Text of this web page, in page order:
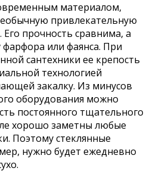
материалом,
привлекательную
прочность сравнима, а
или фаянса. При
сантехники ее крепость
технологией
закалку. Из минусов
оборудования можно
постоянного тщательного
хорошо заметны любые
Поэтому стеклянные
нужно будет ежедневно